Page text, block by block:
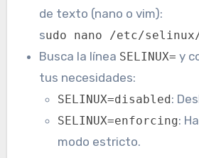
de texto (nano o vim):
sudo nano /etc/
Busca la línea SELINUX= y
tus necesidades:
SELINUX=disabled:
SELINUX=enforcing:
modo estricto.